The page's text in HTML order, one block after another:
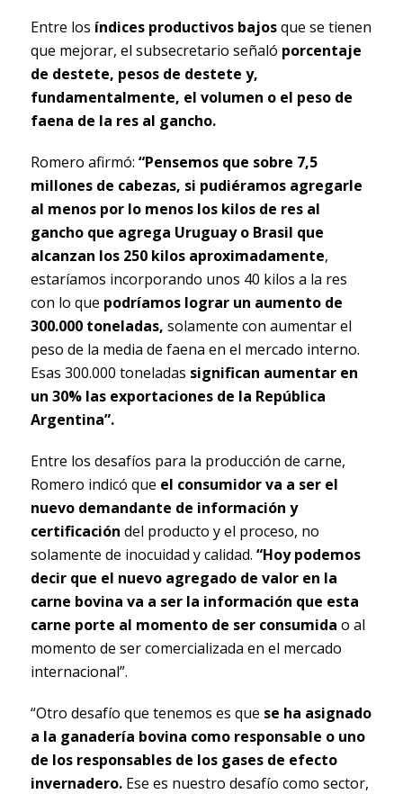
Entre los índices productivos bajosque se tienen
que mejorar, el subsecretario señaló porcentaje
de destete, pesos de destete y,
fundamentalmente, el volumen o el peso de
faena de la res al gancho.
Romero afirmó: “Pensemos que sobre 7,5
millones de cabezas, si pudiéramos agregarle
al menos por lo menos los kilos de res al
gancho que agrega Uruguay o Brasil que
alcanzan los 250 kilos aproximadamente,
estaríamos incorporando unos 40 kilos a la res
con lo que podríamos lograr un aumento de
300.000 toneladas, solamente con aumentar el
peso de la media de faena en el mercado interno.
Esas 300.000 toneladas significan aumentar en
un 30% las exportaciones de la República
Argentina”.
Entre los desafíos para la producción de carne,
Romero indicó que el consumidor va a ser el
nuevo demandante de información y
certificación del producto y el proceso, no
solamente de inocuidad y calidad. “Hoy podemos
decir que el nuevo agregado de valor en la
carne bovina va a ser la información que esta
carne porte al momento de ser consumida o al
momento de ser comercializada en el mercado
internacional”.
“Otro desafío que tenemos es que se ha asignado
a la ganadería bovina como responsable o uno
de los responsables de los gases de efecto
invernadero. Ese es nuestro desafío como sector,